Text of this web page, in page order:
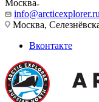
Москва
info@arcticexplorer.ru
Москва,
Вконтакте